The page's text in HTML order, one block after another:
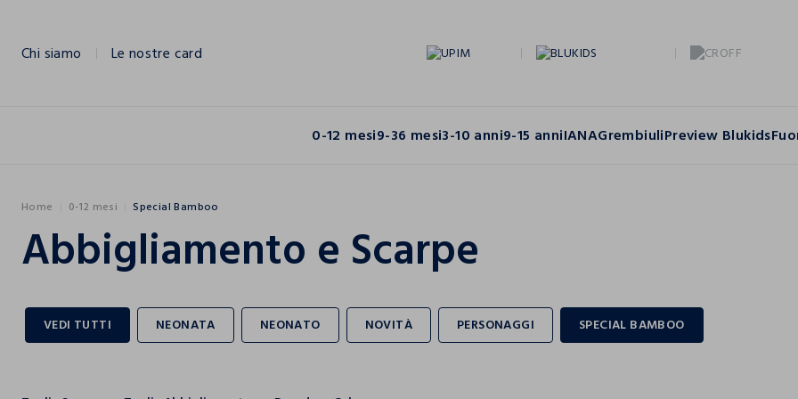
Chi siamo Le nostre card
0-12 mesi9-36 mesi3-10 anni9-15 anniIANAGrembiuliPreview Blukids
Home 0-12 mesi Special Bamboo
Abbigliamento e Scarpe